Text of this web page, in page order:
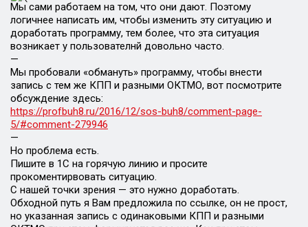
Мы сами работаем на том, что они дают. Поэтому
логичнее написать им, чтобы изменить эту ситуацию и
доработать программу, тем более, что эта ситуация
возникает у пользователнй довольно часто.
—
Мы пробовали «обмануть» программу, чтобы внести
запись с тем же КПП и разными ОКТМО, вот посмотрите
обсуждение здесь:
https://profbuh8.ru/2016/12/sos-buh8/comment-page-
5/#comment-279946
—
Но проблема есть.
Пишите в 1С на горячую линию и просите
прокоментирвовать ситуацию.
С нашей точки зрения — это нужно доработать.
Обходной путь я Вам предложила по ссылке, он не прост,
но указанная запись с одинаковыми КПП и разными